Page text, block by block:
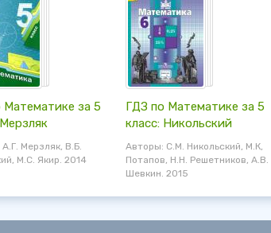
Математике за 5
Мерзляк, В.Б.
М.С. Якир. 2014
ГДЗ по Математике за 5
класс: Никольский
Авторы: С.М. Никольский, М.К,
Потапов, Н.Н. Решетников, А.В.
Шевкин. 2015